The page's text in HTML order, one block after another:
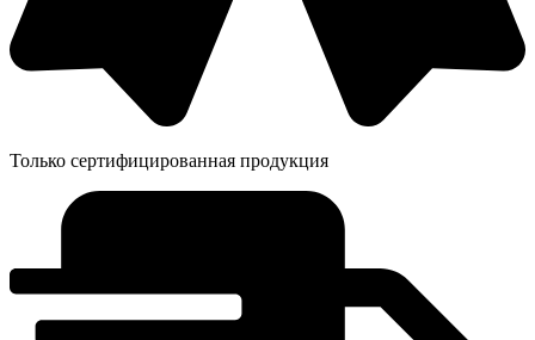
Только сертифицированная продукция